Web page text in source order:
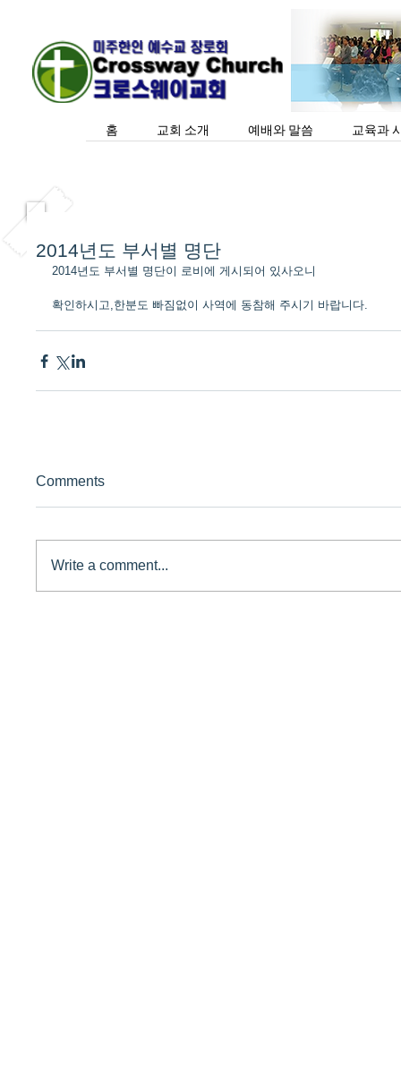
홈 교회 소개 예배와 말씀 교육과
2014년도 부서별 명단
2014년도 부서별 명단이 로비에 게시되어 있사오니
확인하시고,한분도 빠짐없이 사역에 동참해 주시기 바랍니다.
Comments
Write a comment...